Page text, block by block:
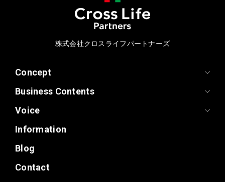
株式会社クロスライフパートナーズ
Concept
Business Contents
Voice
Information
Blog
Contact